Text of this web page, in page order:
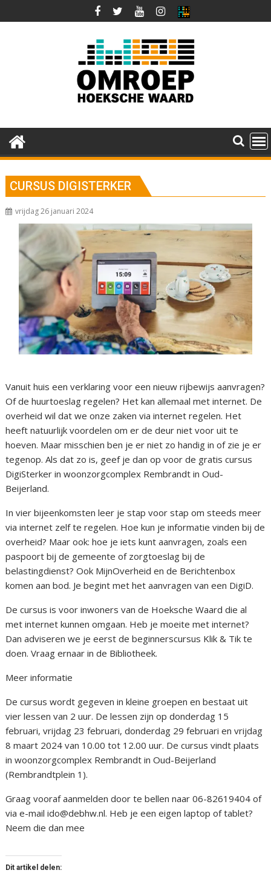
naar
CURSUS DIGISTERKER
vrijdag 26 januari 2024
Vanuit huis een verklaring voor een nieuw rijbewijs aanvragen?
Of de huurtoeslag regelen? Het kan allemaal met internet. De
overheid wil dat we onze zaken via internet regelen. Het
heeft natuurlijk voordelen om er de deur niet voor uit te
hoeven. Maar misschien ben je er niet zo handig in of zie je er
tegenop. Als dat zo is, geef je dan op voor de gratis cursus
DigiSterker in woonzorgcomplex Rembrandt in Oud-
Beijerland.
In vier bijeenkomsten leer je stap voor stap om steeds meer
via internet zelf te regelen. Hoe kun je informatie vinden bij de
overheid? Maar ook: hoe je iets kunt aanvragen, zoals een
paspoort bij de gemeente of zorgtoeslag bij de
belastingdienst? Ook MijnOverheid en de Berichtenbox
komen aan bod. Je begint met het aanvragen van een DigiD.
De cursus is voor inwoners van de Hoeksche Waard die al
met internet kunnen omgaan. Heb je moeite met internet?
Dan adviseren we je eerst de beginnerscursus Klik & Tik te
doen. Vraag ernaar in de Bibliotheek.
Meer informatie
De cursus wordt gegeven in kleine groepen en bestaat uit
vier lessen van 2 uur. De lessen zijn op donderdag 15
februari, vrijdag 23 februari, donderdag 29 februari en vrijdag
8 maart 2024 van 10.00 tot 12.00 uur. De cursus vindt plaats
in woonzorgcomplex Rembrandt in Oud-Beijerland
(Rembrandtplein 1).
Graag vooraf aanmelden door te bellen naar 06-82619404 of
via e-mail ido@debhw.nl. Heb je een eigen laptop of tablet?
Neem die dan mee
Dit artikel delen: